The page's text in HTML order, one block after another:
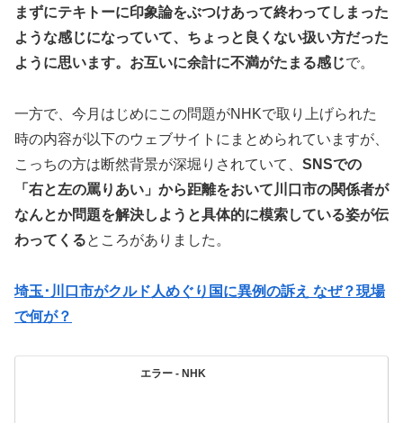
まずにテキトーに印象論をぶつけあって終わってしまった
ような感じになっていて、ちょっと良くない扱い方だった
ように思います。お互いに余計に不満がたまる感じで。
一方で、今月はじめにこの問題がNHKで取り上げられた
時の内容が以下のウェブサイトにまとめられていますが、
こっちの方は断然背景が深堀りされていて、 SNSでの
「右と左の罵りあい」から距離をおいて川口市の関係者が
なんとか問題を解決しようと具体的に模索している姿が伝
わってくるところがありました。
埼玉･川口市がクルド人めぐり国に異例の訴え なぜ？現場
で何が？
エラー - NHK